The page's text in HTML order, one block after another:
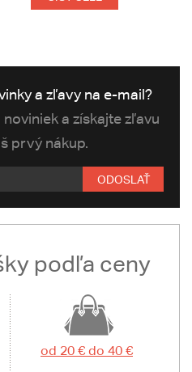
a zľavy na e-mail?
a získajte zľavu
prvý nákup.
ODOSLAŤ
podľa ceny
od 20 € do 40 €